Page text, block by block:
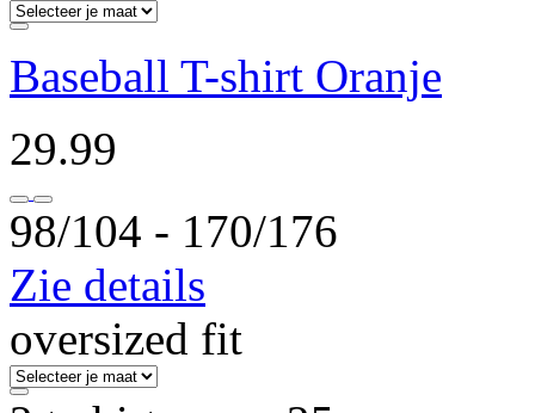
Baseball T-shirt Oranje
29.99
98/104 ‐ 170/176
Zie details
oversized fit